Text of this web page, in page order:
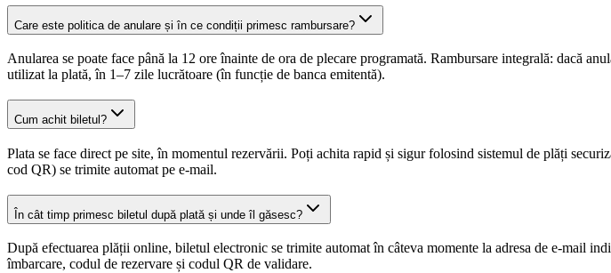
Care este politica de anulare și în ce condiții primesc rambursare?
Anularea se poate face până la 12 ore înainte de ora de plecare programată. Rambursare integrală: dacă
utilizat la plată, în 1–7 zile lucrătoare (în funcție de banca emitentă).
Cum achit biletul?
Plata se face direct pe site, în momentul rezervării. Poți achita rapid și sigur folosind sistemul de plăți
cod QR) se trimite automat pe e-mail.
În cât timp primesc biletul după plată și unde îl găsesc?
După efectuarea plății online, biletul electronic se trimite automat în câteva momente la adresa de e-mail
îmbarcare, codul de rezervare și codul QR de validare.